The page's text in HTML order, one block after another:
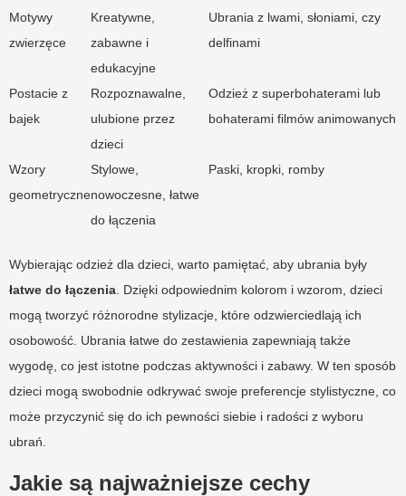
Motywy
zwierzęce
Kreatywne,
zabawne i
edukacyjne
Ubrania z lwami, słoniami, czy
delfinami
Postacie z
bajek
Rozpoznawalne,
ulubione przez
dzieci
Odzież z superbohaterami lub
bohaterami filmów animowanych
Wzory
geometryczne
Stylowe,
nowoczesne, łatwe
do łączenia
Paski, kropki, romby
Wybierając odzież dla dzieci, warto pamiętać, aby ubrania były
łatwe do łączenia . Dzięki odpowiednim kolorom i wzorom, dzieci
mogą tworzyć różnorodne stylizacje, które odzwierciedlają ich
osobowość. Ubrania łatwe do zestawienia zapewniają także
wygodę, co jest istotne podczas aktywności i zabawy. W ten sposób
dzieci mogą swobodnie odkrywać swoje preferencje stylistyczne, co
może przyczynić się do ich pewności siebie i radości z wyboru
ubrań.
Jakie są najważniejsze cechy